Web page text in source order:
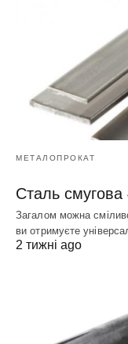
МЕТАЛОПРОКАТ
Сталь
Загалом можна
ви отримуєте
2 тижні ago